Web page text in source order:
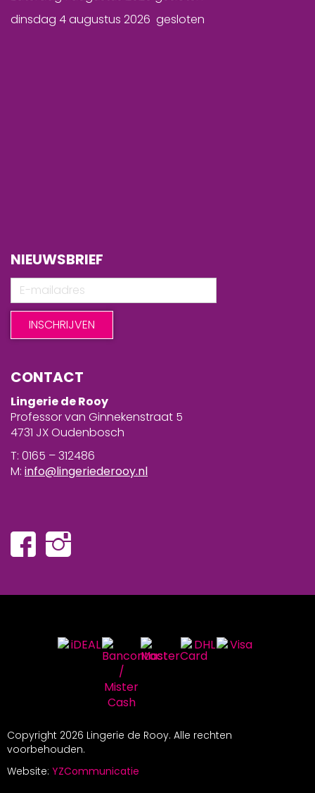
dinsdag 4 augustus 2026 gesloten
NIEUWSBRIEF
CONTACT
Lingerie de Rooy
Professor van Ginnekenstraat 5
4731 JX Oudenbosch
T: 0165 – 312486
M: info@lingeriederooy.nl
Copyright 2026 Lingerie de Rooy. Alle rechten
voorbehouden.
Website: YZCommunicatie